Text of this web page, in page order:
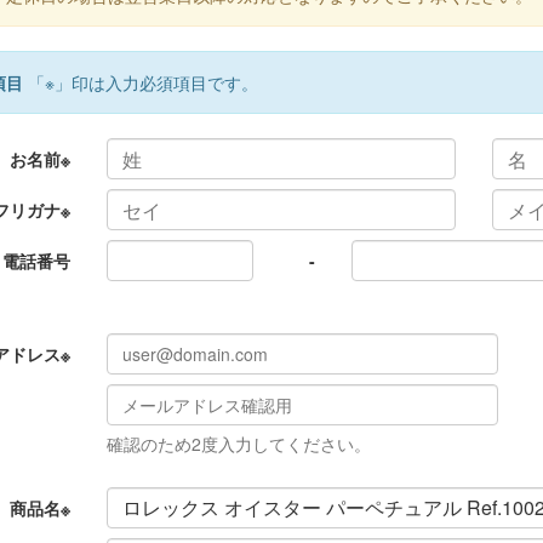
目 「※」印は入力必須項目です。
お名前※
リガナ※
電話番号 -
ドレス※
確認のため2度入力してください。
商品名※